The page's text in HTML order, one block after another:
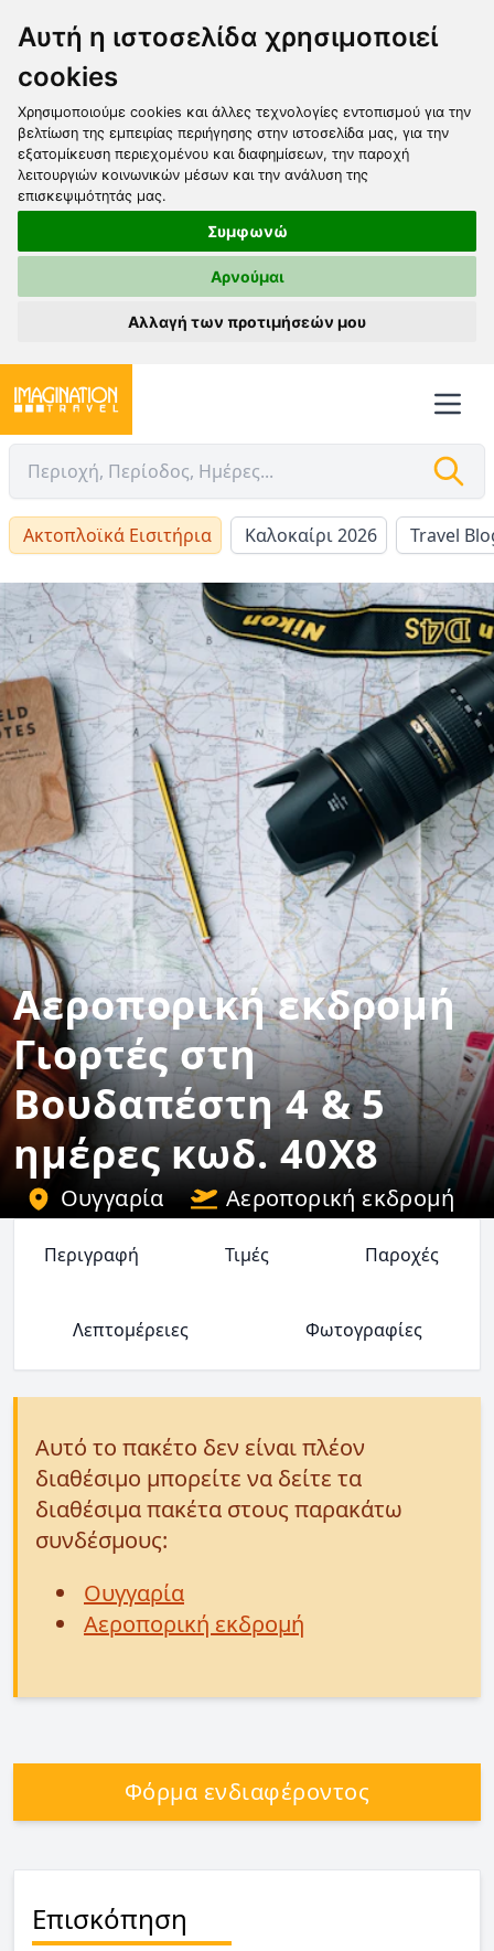
Αυτή η ιστοσελίδα χρησιμοποιεί
cookies
Χρησιμοποιούμε cookies και άλλες τεχνολογίες εντοπισμού για την
βελτίωση της εμπειρίας περιήγησης στην ιστοσελίδα μας, για την
εξατομίκευση περιεχομένου και διαφημίσεων, την παροχή
λειτουργιών κοινωνικών μέσων και την ανάλυση της
επισκεψιμότητάς μας.
Συμφωνώ
Αρνούμαι
Αλλαγή των προτιμήσεών μου
Ακτοπλοϊκά Εισιτήρια Καλοκαίρι 2026 Travel
Αεροπορική εκδρομή
Γιορτές στη
Βουδαπέστη 4 & 5
ημέρες κωδ. 40X8
Ουγγαρία Αεροπορική εκδρομή
Περιγραφή Τιμές Παροχές
Λεπτομέρειες Φωτογραφίες
Αυτό το πακέτο δεν είναι πλέον
διαθέσιμο μπορείτε να δείτε τα
διαθέσιμα πακέτα στους παρακάτω
συνδέσμους:
Ουγγαρία
Αεροπορική εκδρομή
Φόρμα ενδιαφέροντος
Επισκόπηση